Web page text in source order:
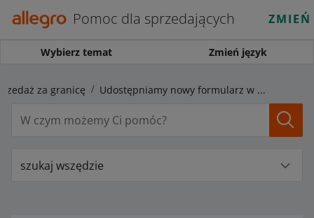
Pomoc dla sprzedających
Wybierz temat Zmień język
za granicę Udostępniamy nowy formularz w Sales Center dla numerów EPR
szukaj wszędzie